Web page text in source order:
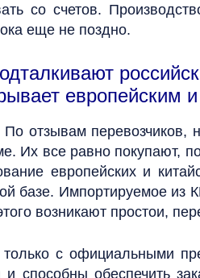
со счетов.
еще не поздно.
европейским
отзывам
Их все равно покупают,
европейских и
базе. Импортируемое
возникают простои,
с официальными
способны обеспечить